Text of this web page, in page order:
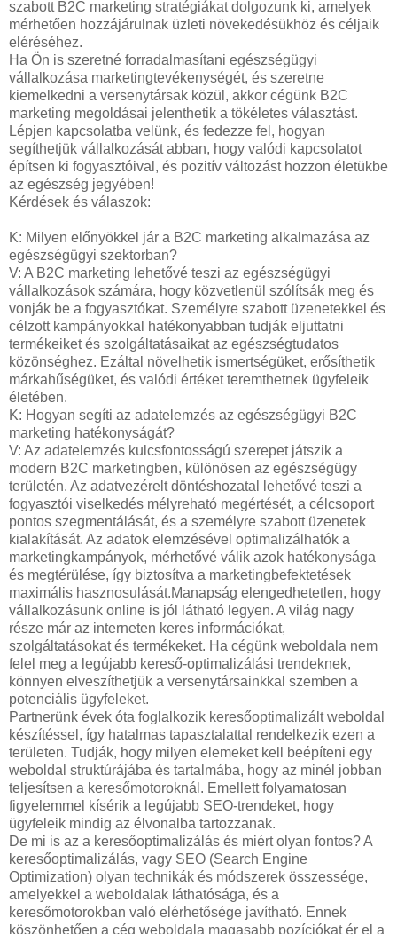
szabott B2C marketing stratégiákat dolgozunk ki, amelyek
mérhetően hozzájárulnak üzleti növekedésükhöz és céljaik
eléréséhez.
Ha Ön is szeretné forradalmasítani egészségügyi
vállalkozása marketingtevékenységét, és szeretne
kiemelkedni a versenytársak közül, akkor cégünk B2C
marketing megoldásai jelenthetik a tökéletes választást.
Lépjen kapcsolatba velünk, és fedezze fel, hogyan
segíthetjük vállalkozását abban, hogy valódi kapcsolatot
építsen ki fogyasztóival, és pozitív változást hozzon életükbe
az egészség jegyében!
Kérdések és válaszok:
K: Milyen előnyökkel jár a B2C marketing alkalmazása az
egészségügyi szektorban?
V: A B2C marketing lehetővé teszi az egészségügyi
vállalkozások számára, hogy közvetlenül szólítsák meg és
vonják be a fogyasztókat. Személyre szabott üzenetekkel és
célzott kampányokkal hatékonyabban tudják eljuttatni
termékeiket és szolgáltatásaikat az egészségtudatos
közönséghez. Ezáltal növelhetik ismertségüket, erősíthetik
márkahűségüket, és valódi értéket teremthetnek ügyfeleik
életében.
K: Hogyan segíti az adatelemzés az egészségügyi B2C
marketing hatékonyságát?
V: Az adatelemzés kulcsfontosságú szerepet játszik a
modern B2C marketingben, különösen az egészségügy
területén. Az adatvezérelt döntéshozatal lehetővé teszi a
fogyasztói viselkedés mélyreható megértését, a célcsoport
pontos szegmentálását, és a személyre szabott üzenetek
kialakítását. Az adatok elemzésével optimalizálhatók a
marketingkampányok, mérhetővé válik azok hatékonysága
és megtérülése, így biztosítva a marketingbefektetések
maximális hasznosulását.Manapság elengedhetetlen, hogy
vállalkozásunk online is jól látható legyen. A világ nagy
része már az interneten keres információkat,
szolgáltatásokat és termékeket. Ha cégünk weboldala nem
felel meg a legújabb kereső-optimalizálási trendeknek,
könnyen elveszíthetjük a versenytársainkkal szemben a
potenciális ügyfeleket.
Partnerünk évek óta foglalkozik keresőoptimalizált weboldal
készítéssel, így hatalmas tapasztalattal rendelkezik ezen a
területen. Tudják, hogy milyen elemeket kell beépíteni egy
weboldal struktúrájába és tartalmába, hogy az minél jobban
teljesítsen a keresőmotoroknál. Emellett folyamatosan
figyelemmel kísérik a legújabb SEO-trendeket, hogy
ügyfeleik mindig az élvonalba tartozzanak.
De mi is az a keresőoptimalizálás és miért olyan fontos? A
keresőoptimalizálás, vagy SEO (Search Engine
Optimization) olyan technikák és módszerek összessége,
amelyekkel a weboldalak láthatósága, és a
keresőmotorokban való elérhetősége javítható. Ennek
köszönhetően a cég weboldala magasabb pozíciókat ér el a